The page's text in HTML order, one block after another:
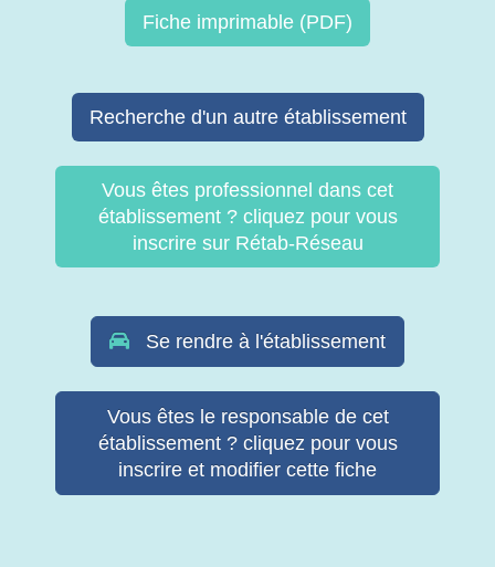
Fiche imprimable (PDF)
Recherche d'un autre établissement
Vous êtes professionnel dans cet
établissement ? cliquez pour vous
inscrire sur Rétab-Réseau
Se rendre à l'établissement
Vous êtes le responsable de cet
établissement ? cliquez pour vous
inscrire et modifier cette fiche